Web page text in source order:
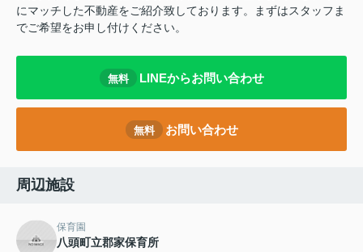
にマッチした不動産をご紹介致しております。まずはスタッフま
でご希望をお申し付けください。
無料 LINEからお問い合わせ
無料 お問い合わせ
周辺施設
保育園
八頭町立郡家保育所